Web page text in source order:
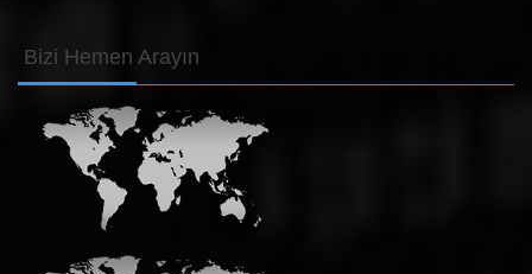
Bizi Hemen Arayın